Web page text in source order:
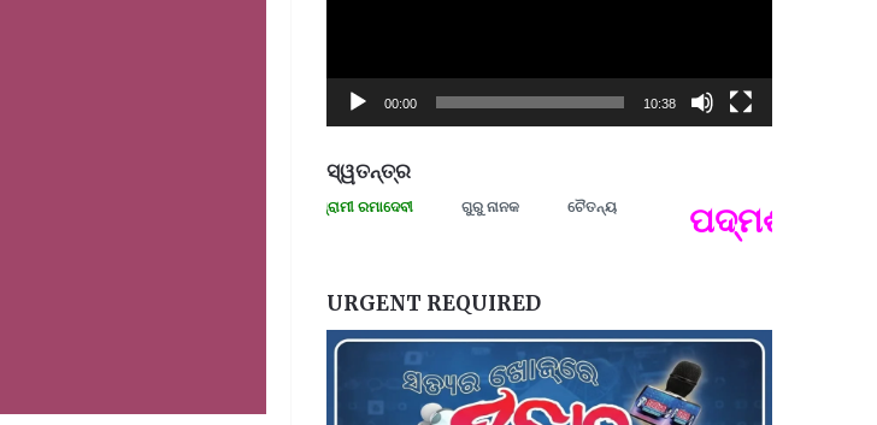
00:00 10:38
ସ୍ୱତନ୍ତ୍ର
ମନେ ପଡନ୍ତି: ସ୍ୱାଧୀନତା ସଂଗ୍ରାମୀ ରମାଦେବୀ ଗୁରୁ ନାନକ ଚୈତନ୍ୟ ପଦ୍ମଶ୍ରୀ
URGENT REQUIRED